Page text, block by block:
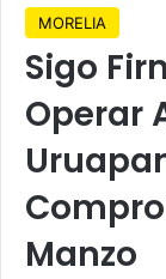
MORELIA
Sigo
Operar
Manzo